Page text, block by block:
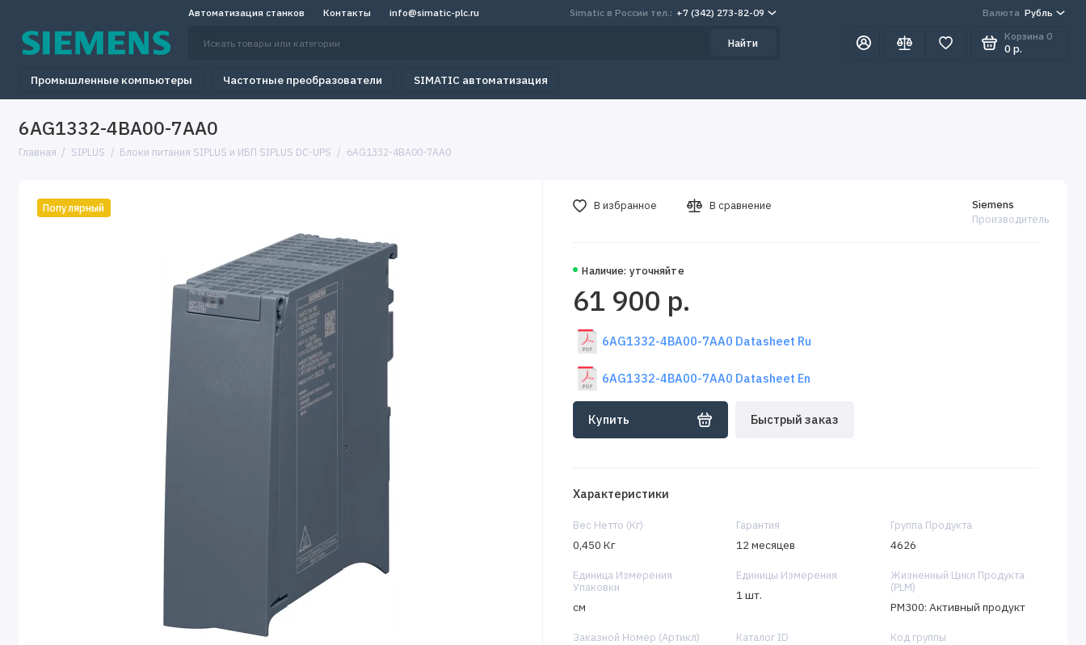
Автоматизация станков Контакты info@simatic-plc.ru Simatic в России тел.: +7 (342) 273-82-09 Валюта Рубль
Найти
Корзина 0
0 р.
Промышленные компьютеры Частотные преобразователи SIMATIC автоматизация
6AG1332-4BA00-7AA0
Главная SIPLUS Блоки питания SIPLUS и ИБП SIPLUS DC-UPS 6AG1332-4BA00-7AA0
Популярный
Наличие: уточняйте
Siemens
Производитель
61 900 р.
6AG1332-4BA00-7AA0 Datasheet Ru
6AG1332-4BA00-7AA0 Datasheet En
Купить Быстрый заказ
В избранное В сравнение
Характеристики
Вес Нетто (Кг)
0,450 Кг
Гарантия
12 месяцев
Группа Продукта
4626
Единица Измерения
Упаковки
см
Единицы Измерения
1 шт.
Жизненный Цикл Продукта
(PLM)
PM300: Активный продукт
Заказной Номер (Артикл) Каталог ID Код группы